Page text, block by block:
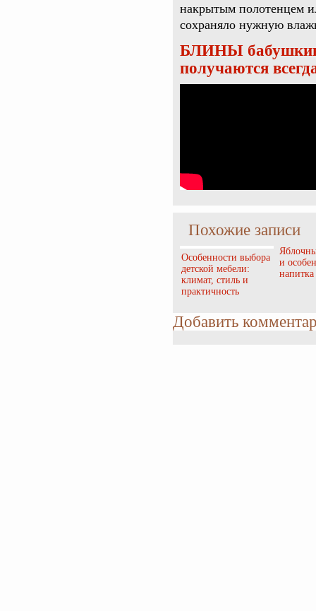
накрытым полотенцем
сохраняло нужную
БЛИНЫ
получаются
Похожие записи
Особенности выбора
детской мебели:
климат, стиль и
практичность
и
напитка
Добавить